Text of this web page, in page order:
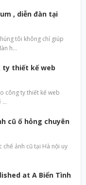
, diễn đàn tại
tôi không chỉ giúp
h…
ty thiết kế web
công ty thiết kế web
…
cũ ố hỏng chuyên
chế ảnh cũ tại Hà nội uy
at A Biển Tình